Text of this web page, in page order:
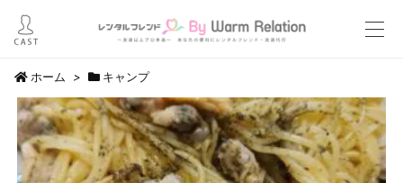
ホーム > キャンプ